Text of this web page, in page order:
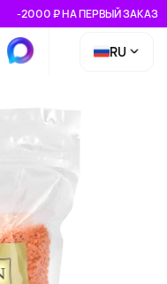
-2000 ₽ НА ПЕРВЫЙ ЗАКАЗ
RU